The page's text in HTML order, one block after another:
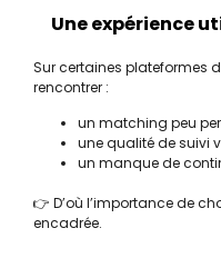
Une expérience
Sur certaines plateformes
rencontrer :
un matching peu
une qualité de suivi
un manque de
👉 D’où l’importance de
encadrée.